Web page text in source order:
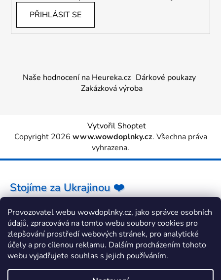
Provozovatel webu wowdoplnky.cz, jako správce osobních
údajů, zpracovává na tomto webu soubory cookies pro
zlepšování prostředí webových stránek, pro analytické
účely a pro cílenou reklamu. Dalším procházením tohoto
webu vyjadřujete souhlas s jejich používáním.
PŘIHLÁSIT SE
Naše hodnocení na Heureka.cz Dárkové poukazy
Zakázková výroba
Vytvořil Shoptet
Copyright 2026 www.wowdoplnky.cz. Všechna práva
vyhrazena.
Stojíme za Ukrajinou ❤️
Jak a čím pomoci »